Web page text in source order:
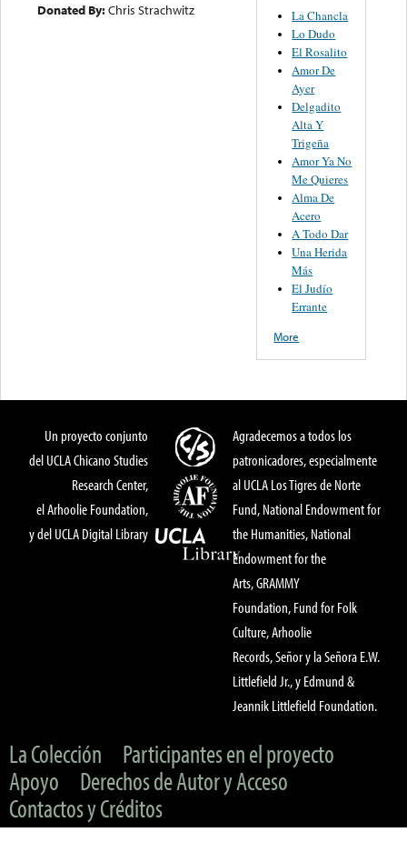
Donated By:Chris Strachwitz
La Chancla
Lo Dudo
El Rosalito
Amor De
Ayer
Delgadito
Alta Y
Trigeña
Amor Ya No
Me Quieres
Alma De
Acero
A Todo Dar
Una Herida
Más
El Judío
Errante
More
Un proyecto conjunto
del UCLA Chicano Studies
Research Center,
el Arhoolie Foundation,
y del UCLA Digital Library
Agradecemos a todos los
patronicadores, especialmente
al UCLA Los Tigres de Norte
Fund, National Endowment for
the Humanities, National
Endowment for the
Arts, GRAMMY
Foundation, Fund for Folk
Culture, Arhoolie
Records, Señor y la Señora E.W.
Littlefield Jr., y Edmund &
Jeannik Littlefield Foundation.
La Colección
Participantes en el proyecto
Apoyo
Derechos de Autor y Acceso
Contactos y Créditos